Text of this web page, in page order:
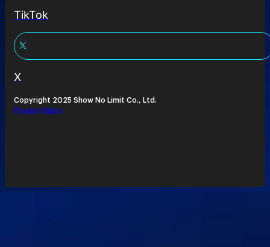
TikTok
X
Copyright 2025 Show No Limit Co., Ltd.
Privacy Policy